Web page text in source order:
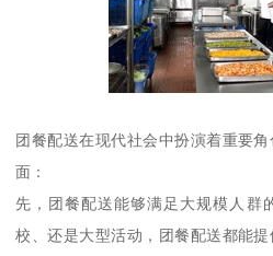
团餐配送在现代社会中扮演着重要
面：
先，团餐配送能够满足大规模人群
校、还是大型活动，团餐配送都能